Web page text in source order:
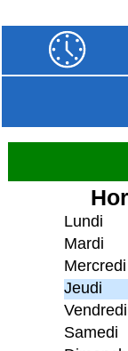
Lundi
Mardi
Mercredi
Jeudi
Vendredi
Samedi